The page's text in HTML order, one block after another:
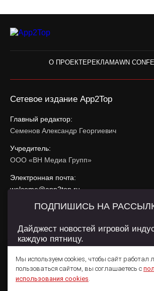
О ПРОЕКТЕРЕКЛАМАWN
Сетевое издание App2Top
Главный редактор:
Семенов Александр Георгиевич
Учредитель:
ООО «ВН Медиа Групп»
Электронная почта:
welcome@app2top.ru
При использовании материалов активная
Сайт использует IP адреса, cookie, данные
использования содержатся вПолитике
Пользовательском соглашении .
Мы используем cookies, чтобы сайт работал
пользоваться сайтом, вы соглашаетесь с
использования cookies.
ПОДПИШИСЬ НА
Дайджест новостей игровой
каждую пятницу.